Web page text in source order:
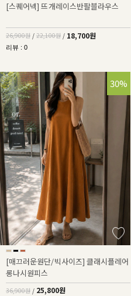
[스퀘어넥] 뜨개레이스반팔블라우스
26,900원 / 22,100원 / 18,700원
리뷰 : 0
30%
[매끄러운원단/빅사이즈] 클래시플레어
롱나시원피스
36,900원 / 25,800원